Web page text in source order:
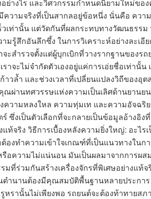
ย่างไร และวิศวกรรมกำหนดนิยามใหม่ขอ
วามจริงที่เป็นสากลอยู่ข้อหนึ่ง นั่นคือ ควา
วเท่านั้น แต่วัดกันที่ผลกระทบทางวัฒนธรร
มรู้สึกอันลึกซึ้ง ในการวิเคราะห์อย่างละเอี
จะสำรวจตั้งแต่ผู้บุกเบิกที่วางรากฐานของ
าจะไม่จำกัดตัวเองอยู่แค่การเอ่ยชื่อเท่านั้น
าวล้ำ และช่วงเวลาที่เปลี่ยนแปลงวิถีของอุ
ณผ่านทศวรรษแห่งความเป็นเลิศด้านยานย
งความหลงใหล ความทุ่มเท และความอัจฉ
ซึ่งเป็นตัวเลือกที่จะกลายเป็นข้อมูลอ้างอิง
ท้จริง วิธีการเบื้องหลังความยิ่งใหญ่: อะไ
องทำความเข้าใจเกณฑ์ที่เป็นแนวทางใน
รือความไม่แน่นอน มันเป็นผลมาจากการผ
มที่ร่วมกันสร้างเครื่องจักรที่พิเศษอย่างแท้
ตำนานต้องมีคุณสมบัติพื้นฐานหลายประกา
หรานั้นไม่เพียงพอ รถยนต์จะต้องท้าทายส